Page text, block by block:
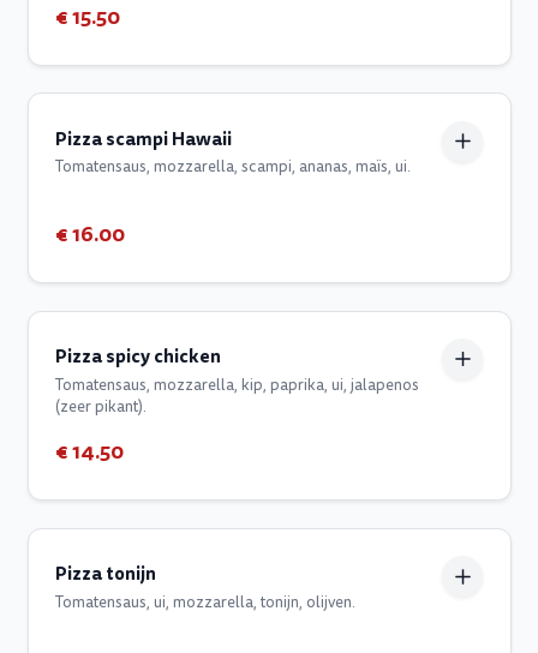
€ 15.50
Pizza scampi Hawaii
Tomatensaus, mozzarella, scampi, ananas, maïs, ui.
€ 16.00
Pizza spicy chicken
Tomatensaus, mozzarella, kip, paprika, ui, jalapenos
(zeer pikant).
€ 14.50
Pizza tonijn
Tomatensaus, ui, mozzarella, tonijn, olijven.